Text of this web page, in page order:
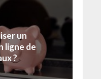
un
ligne de
?